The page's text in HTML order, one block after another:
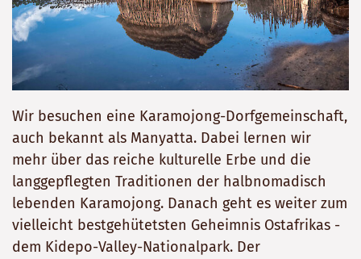
Wir besuchen eine Karamojong-Dorfgemeinschaft,
auch bekannt als Manyatta. Dabei lernen wir
mehr über das reiche kulturelle Erbe und die
langgepflegten Traditionen der halbnomadisch
lebenden Karamojong. Danach geht es weiter zum
vielleicht bestgehütetsten Geheimnis Ostafrikas -
dem Kidepo-Valley-Nationalpark. Der